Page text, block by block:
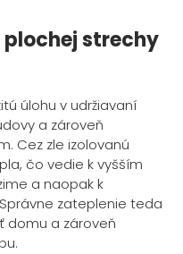
plochej strechy
úlohu v udržiavaní
a zároveň
Cez zle izolovanú
čo vedie k vyšším
a naopak k
zateplenie teda
domu a zároveň